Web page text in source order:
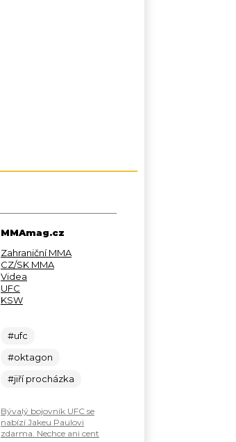
MMAmag.cz
Zahraniční MMA
CZ/SK MMA
Videa
UFC
KSW
#ufc
#oktagon
#jiří procházka
Bývalý bojovník UFC se
nabízí Jakeu Paulovi
zdarma. Nechce ani cent